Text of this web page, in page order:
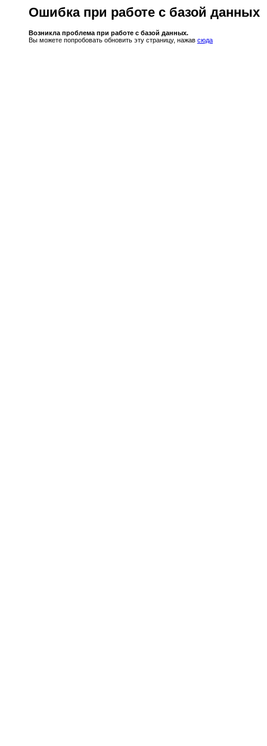
Ошибка при работе с базой данных
Возникла проблема при работе с базой данных.
Вы можете попробовать обновить эту страницу, нажав сюда